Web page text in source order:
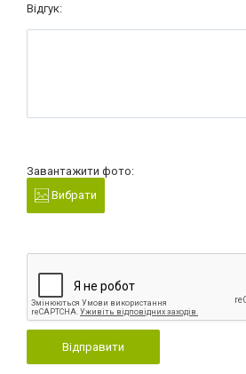
Відгук:
Завантажити фото:
Вибрати
Відправити